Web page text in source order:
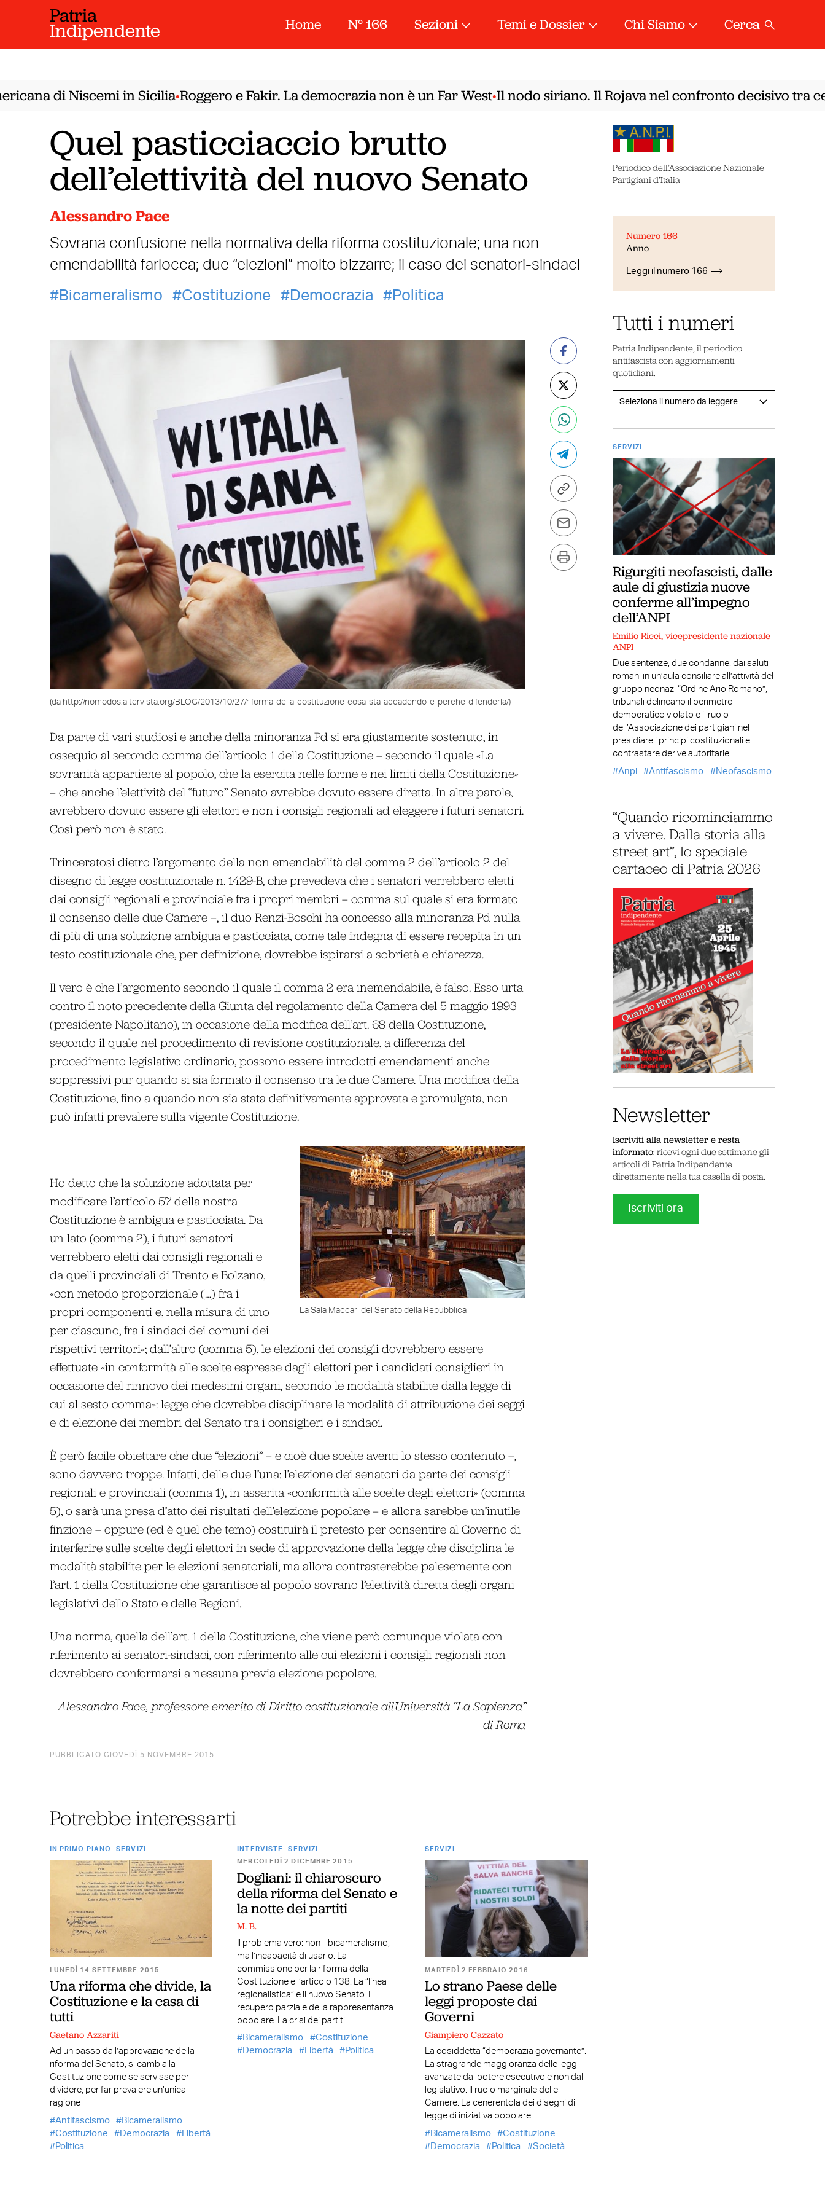
Patria
Indipendente Home N° 166 Sezioni Temi e Dossier Chi Siamo Cerca
di Niscemi in Sicilia•Roggero e Fakir. La democrazia non è un Far West•Il nodo siriano. Il Rojava nel confronto decisivo tra
Quel pasticciaccio brutto
dell’elettività del nuovo Senato
Alessandro Pace
Sovrana confusione nella normativa della riforma costituzionale; una non
emendabilità farlocca; due “elezioni” molto bizzarre; il caso dei senatori-sindaci
Bicameralismo
Costituzione Democrazia Politica
(da http://nomodos.altervista.org/BLOG/2013/10/27/riforma-della-costituzione-cosa-sta-accadendo-e-perche-difenderla/)
Da parte di vari studiosi e anche della minoranza Pd si era giustamente sostenuto, in
ossequio al secondo comma dell’articolo 1 della Costituzione – secondo il quale «La
sovranità appartiene al popolo, che la esercita nelle forme e nei limiti della Costituzione»
– che anche l’elettività del “futuro” Senato avrebbe dovuto essere diretta. In altre parole,
avrebbero dovuto essere gli elettori e non i consigli regionali ad eleggere i futuri senatori.
Così però non è stato.
Trinceratosi dietro l’argomento della non emendabilità del comma 2 dell’articolo 2 del
disegno di legge costituzionale n. 1429-B, che prevedeva che i senatori verrebbero eletti
dai consigli regionali e provinciale fra i propri membri – comma sul quale si era formato
il consenso delle due Camere –, il duo Renzi-Boschi ha concesso alla minoranza Pd nulla
di più di una soluzione ambigua e pasticciata, come tale indegna di essere recepita in un
testo costituzionale che, per definizione, dovrebbe ispirarsi a sobrietà e chiarezza.
Il vero è che l’argomento secondo il quale il comma 2 era inemendabile, è falso. Esso urta
contro il noto precedente della Giunta del regolamento della Camera del 5 maggio 1993
(presidente Napolitano), in occasione della modifica dell’art. 68 della Costituzione,
secondo il quale nel procedimento di revisione costituzionale, a differenza del
procedimento legislativo ordinario, possono essere introdotti emendamenti anche
soppressivi pur quando si sia formato il consenso tra le due Camere. Una modifica della
Costituzione, fino a quando non sia stata definitivamente approvata e promulgata, non
può infatti prevalere sulla vigente Costituzione.
La Sala Maccari del Senato della Repubblica
Ho detto che la soluzione adottata per
modificare l’articolo 57 della nostra
Costituzione è ambigua e pasticciata. Da
un lato (comma 2), i futuri senatori
verrebbero eletti dai consigli regionali e
da quelli provinciali di Trento e Bolzano,
«con metodo proporzionale (…) fra i
propri componenti e, nella misura di uno
per ciascuno, fra i sindaci dei comuni dei
rispettivi territori»; dall’altro (comma 5), le elezioni dei consigli dovrebbero essere
effettuate «in conformità alle scelte espresse dagli elettori per i candidati consiglieri in
occasione del rinnovo dei medesimi organi, secondo le modalità stabilite dalla legge di
cui al sesto comma»: legge che dovrebbe disciplinare le modalità di attribuzione dei seggi
e di elezione dei membri del Senato tra i consiglieri e i sindaci.
È però facile obiettare che due “elezioni” – e cioè due scelte aventi lo stesso contenuto –,
sono davvero troppe. Infatti, delle due l’una: l’elezione dei senatori da parte dei consigli
regionali e provinciali (comma 1), in asserita «conformità alle scelte degli elettori» (comma
5), o sarà una presa d’atto dei risultati dell’elezione popolare – e allora sarebbe un’inutile
finzione – oppure (ed è quel che temo) costituirà il pretesto per consentire al Governo di
interferire sulle scelte degli elettori in sede di approvazione della legge che disciplina le
modalità stabilite per le elezioni senatoriali, ma allora contrasterebbe palesemente con
l’art. 1 della Costituzione che garantisce al popolo sovrano l’elettività diretta degli organi
legislativi dello Stato e delle Regioni.
Una norma, quella dell’art. 1 della Costituzione, che viene però comunque violata con
riferimento ai senatori-sindaci, con riferimento alle cui elezioni i consigli regionali non
dovrebbero conformarsi a nessuna previa elezione popolare.
Alessandro Pace, professore emerito di Diritto costituzionale all’Università “La Sapienza”
di Roma
PUBBLICATO GIOVEDÌ 5 NOVEMBRE 2015
Potrebbe interessarti
IN PRIMO PIANO SERVIZI
LUNEDÌ 14 SETTEMBRE 2015
Una riforma che divide, la
Costituzione e la casa di
tutti
Gaetano Azzariti
Ad un passo dall’approvazione della
riforma del Senato, si cambia la
Costituzione come se servisse per
dividere, per far prevalere un’unica
ragione
Antifascismo
Bicameralismo
Costituzione
Democrazia
Libertà
Politica
INTERVISTE
SERVIZI
MERCOLEDÌ 2 DICEMBRE 2015
Dogliani: il chiaroscuro
della riforma del Senato e
la notte dei partiti
M. B.
Il problema vero: non il bicameralismo,
ma l’incapacità di usarlo. La
commissione per la riforma della
Costituzione e l’articolo 138. La “linea
regionalistica” e il nuovo Senato. Il
recupero parziale della rappresentanza
popolare. La crisi dei partiti
Bicameralismo
Costituzione
Democrazia
Libertà Politica
SERVIZI
MARTEDÌ 2 FEBBRAIO 2016
Lo strano Paese delle
leggi proposte dai
Governi
Giampiero Cazzato
La cosiddetta “democrazia governante”.
La stragrande maggioranza delle leggi
avanzate dal potere esecutivo e non dal
legislativo. Il ruolo marginale delle
Camere. La cenerentola dei disegni di
legge di iniziativa popolare
Bicameralismo
Costituzione
Democrazia
Politica Società
Periodico dell’Associazione Nazionale
Partigiani d’Italia
Numero 166
Anno
Leggi il numero 166
Tutti i numeri
Patria Indipendente, il periodico
antifascista con aggiornamenti
quotidiani.
SERVIZI
Rigurgiti neofascisti, dalle
aule di giustizia nuove
conferme all’impegno
dell’ANPI
Emilio Ricci, vicepresidente nazionale
ANPI
Due sentenze, due condanne: dai saluti
romani in un’aula consiliare all’attività del
gruppo neonazi “Ordine Ario Romano”, i
tribunali delineano il perimetro
democratico violato e il ruolo
dell’Associazione dei partigiani nel
presidiare i principi costituzionali e
contrastare derive autoritarie
Anpi
Antifascismo Neofascismo
“Quando ricominciammo
a vivere. Dalla storia alla
street art”, lo speciale
cartaceo di Patria 2026
Newsletter
Iscriviti alla newsletter e resta
informato: ricevi ogni due settimane gli
articoli di Patria Indipendente
direttamente nella tua casella di posta.
Iscriviti ora